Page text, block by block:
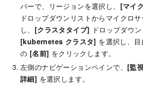
バーで、リージョンを選択し、 [マイ
ドロップダウンリストからマイクロ
し、 [クラスタタイプ] ドロップダウ
[kubernetes クラスタ] を選択し、
の [名前] をクリックします。
左側のナビゲーションペインで、 [監
詳細] を選択します。